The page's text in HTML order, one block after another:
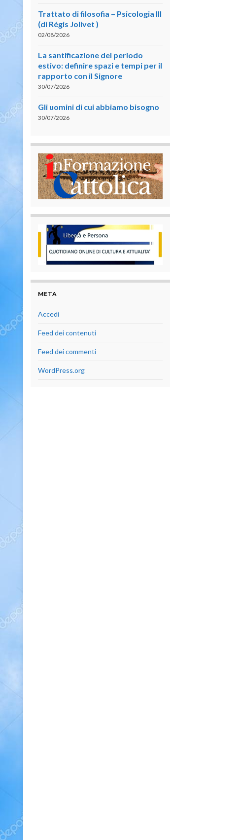
Trattato di filosofia – Psicologia III
(di Régis Jolivet )
02/08/2026
La santificazione del periodo
estivo: definire spazi e tempi per il
rapporto con il Signore
30/07/2026
Gli uomini di cui abbiamo bisogno
30/07/2026
META
Accedi
Feed dei contenuti
Feed dei commenti
WordPress.org